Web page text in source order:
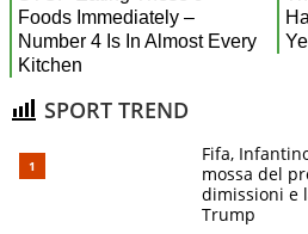
SPORT TREND
Fifa,
mossa del
dimissioni e
Trump